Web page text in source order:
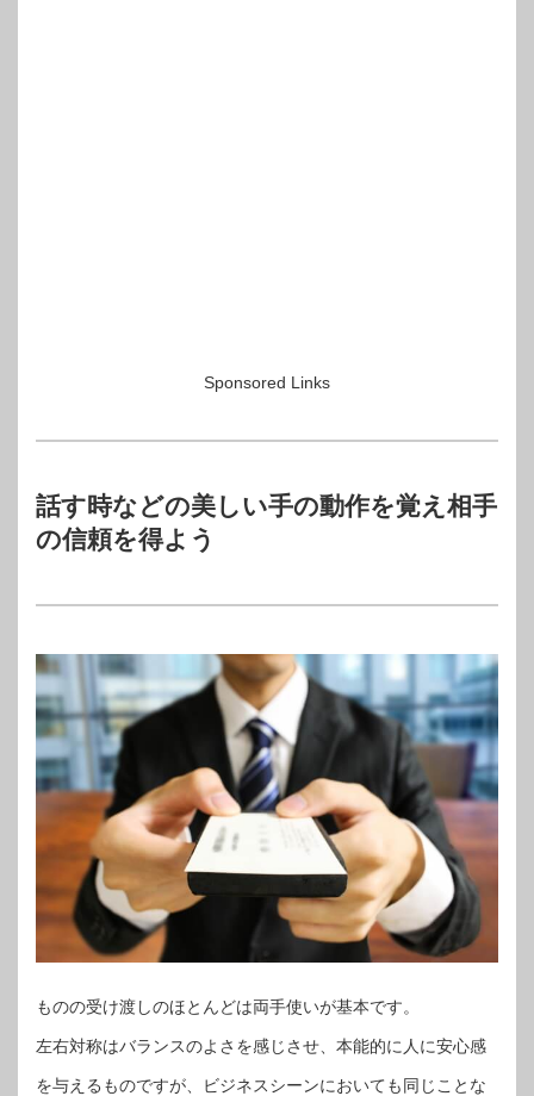
Sponsored Links
話す時などの美しい手の動作を覚え相手
の信頼を得よう
ものの受け渡しのほとんどは両手使いが基本です。
左右対称はバランスのよさを感じさせ、本能的に人に安心感
を与えるものですが、ビジネスシーンにおいても同じことな